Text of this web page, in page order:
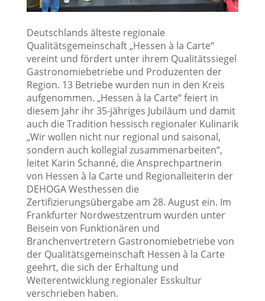
Deutschlands älteste regionale
Qualitätsgemeinschaft „Hessen à la Carte“
vereint und fördert unter ihrem Qualitätssiegel
Gastronomiebetriebe und Produzenten der
Region. 13 Betriebe wurden nun in den Kreis
aufgenommen. „Hessen à la Carte“ feiert in
diesem Jahr ihr 35-jähriges Jubiläum und damit
auch die Tradition hessisch regionaler Kulinarik
„Wir wollen nicht nur regional und saisonal,
sondern auch kollegial zusammenarbeiten“,
leitet Karin Schanné, die Ansprechpartnerin
von Hessen à la Carte und Regionalleiterin der
DEHOGA Westhessen die
Zertifizierungsübergabe am 28. August ein. Im
Frankfurter Nordwestzentrum wurden unter
Beisein von Funktionären und
Branchenvertretern Gastronomiebetriebe von
der Qualitätsgemeinschaft Hessen à la Carte
geehrt, die sich der Erhaltung und
Weiterentwicklung regionaler Esskultur
verschrieben haben.